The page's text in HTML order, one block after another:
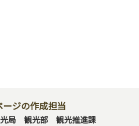
ージの作成担当
局 観光部 観光推進課